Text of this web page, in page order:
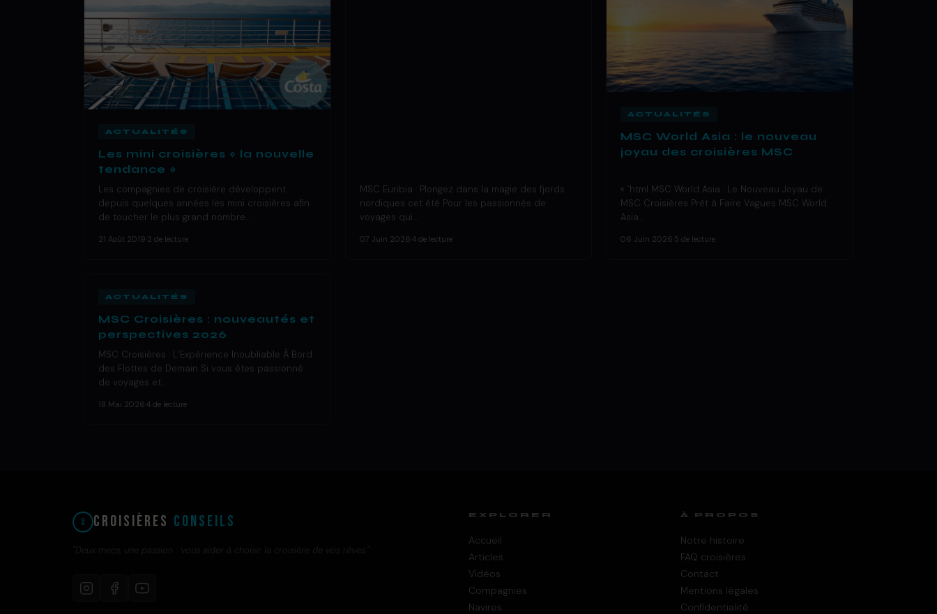
ACTUALITÉS
Les mini croisières « la nouvelle
tendance »
Les compagnies de croisière développent
depuis quelques années les mini croisières afin
de toucher le plus grand nombre…
21 Août 2019 2 de lecture
MSC Euribia : Plongez dans la magie des fjords
nordiques cet été Pour les passionnés de
voyages qui…
07 Juin 2026 4 de lecture
ACTUALITÉS
MSC World Asia : le nouveau
joyau des croisières MSC
« `html MSC World Asia : Le Nouveau Joyau de
MSC Croisières Prêt à Faire Vagues MSC World
Asia…
06 Juin 2026 5 de lecture
ACTUALITÉS
MSC Croisières : nouveautés et
perspectives 2026
MSC Croisières : L’Expérience Inoubliable À Bord
des Flottes de Demain Si vous êtes passionné
de voyages et…
18 Mai 2026 4 de lecture
Croisières Conseils
"Deux mecs, une passion : vous aider à choisir la croisière de vos rêves."
EXPLORER
Accueil
Articles
Vidéos
Compagnies
Navires
À PROPOS
Notre histoire
FAQ croisières
Contact
Mentions légales
Confidentialité